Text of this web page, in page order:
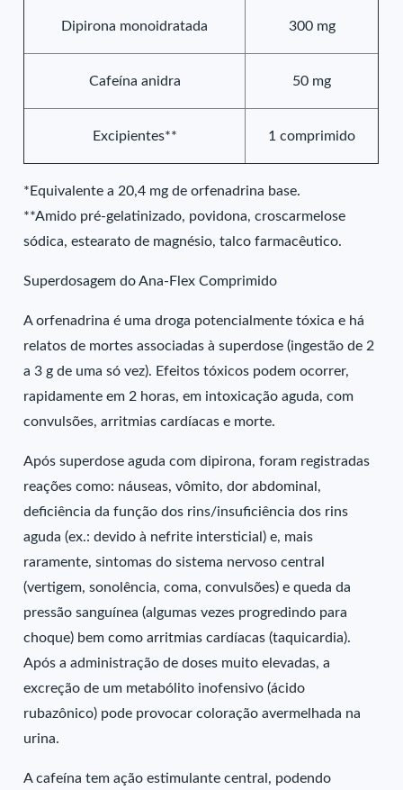
Dipirona monoidratada 300 mg
Cafeína anidra 50 mg
Excipientes** 1 comprimido
*Equivalente a 20,4 mg de orfenadrina base.
**Amido pré-gelatinizado, povidona, croscarmelose
sódica, estearato de magnésio, talco farmacêutico.
Superdosagem do Ana-Flex Comprimido
A orfenadrina é uma droga potencialmente tóxica e há
relatos de mortes associadas à superdose (ingestão de 2
a 3 g de uma só vez). Efeitos tóxicos podem ocorrer,
rapidamente em 2 horas, em intoxicação aguda, com
convulsões, arritmias cardíacas e morte.
Após superdose aguda com dipirona, foram registradas
reações como: náuseas, vômito, dor abdominal,
deficiência da função dos rins/insuficiência dos rins
aguda (ex.: devido à nefrite intersticial) e, mais
raramente, sintomas do sistema nervoso central
(vertigem, sonolência, coma, convulsões) e queda da
pressão sanguínea (algumas vezes progredindo para
choque) bem como arritmias cardíacas (taquicardia).
Após a administração de doses muito elevadas, a
excreção de um metabólito inofensivo (ácido
rubazônico) pode provocar coloração avermelhada na
urina.
A cafeína tem ação estimulante central, podendo